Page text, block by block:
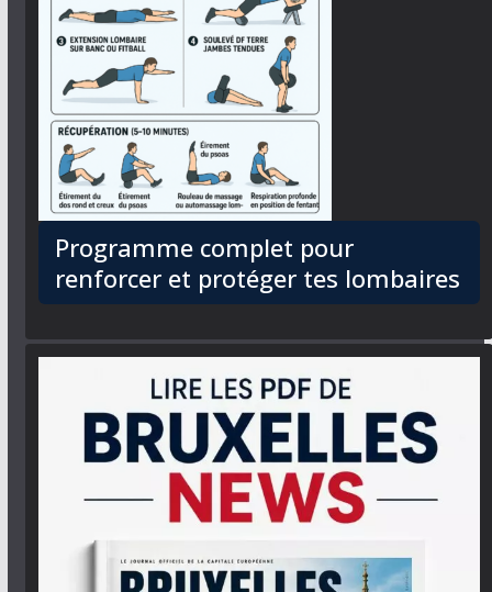
Programme complet pour
renforcer et protéger tes lombaires